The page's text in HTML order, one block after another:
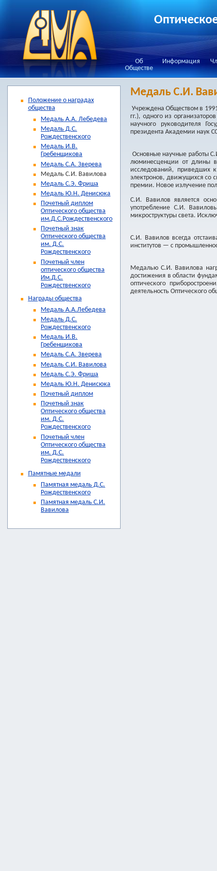
Об
Обществе
Информация
Положение о наградах
общества
Медаль А.А. Лебедева
Медаль Д.С.
Рождественского
Медаль И.В.
Гребенщикова
Медаль С.А. Зверева
Медаль С.И. Вавилова
Медаль С.Э. Фриша
Медаль Ю.Н. Денисюка
Почетный диплом
Оптического общества
им.Д.С.Рождественского
Почетный знак
Оптического общества
им. Д.С.
Рождественского
Почетный член
оптического общества
Им.Д.С.
Рождественского
Награды общества
Медаль А.А.Лебедева
Медаль Д.С.
Рождественского
Медаль И.В.
Гребенщикова
Медаль С.А. Зверева
Медаль С.И. Вавилова
Медаль С.Э. Фриша
Медаль Ю.Н. Денисюка
Почетный диплом
Почетный знак
Оптического общества
им. Д.С.
Рождественского
Почетный член
Оптического общества
им. Д.С.
Рождественского
Памятные медали
Памятная медаль Д.С.
Рождественского
Памятная медаль С.И.
Вавилова
Медаль С.И.
Учреждена Обществом в
гг.), одного из
научного руководителя
президента Академии наук
Основные научные работы
люминесценции от длины
исследований, приведших
электронов, движущихся со
премии. Новое излучение
С.И. Вавилов является
употребление С.И.
микроструктуры света.
С.И. Вавилов всегда
институтов — с
Медалью С.И. Вавилова
достижения в области
оптического
деятельность Оптического